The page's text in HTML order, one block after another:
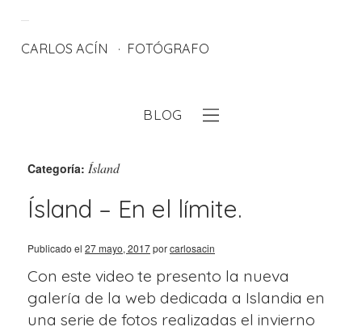
CARLOS ACÍN FOTÓGRAFO
BLOG
Categoría: Ísland
Ísland – En el límite.
Publicado el 27 mayo, 2017porcarlosacin
Con este video te presento la nueva
galería de la web dedicada a Islandia en
una serie de fotos realizadas el invierno